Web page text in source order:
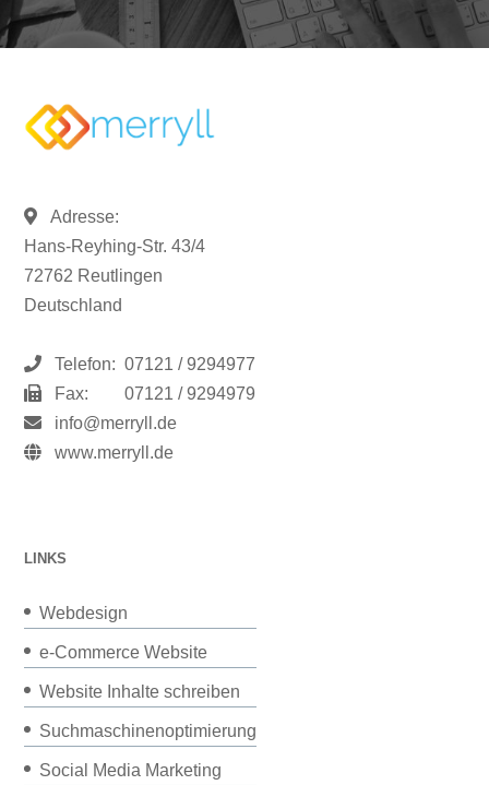
Adresse:
Hans-Reyhing-Str. 43/4
72762 Reutlingen
Deutschland
Telefon: 07121 / 9294977
Fax:
07121 / 9294979
info@merryll.de
www.merryll.de
LINKS
Webdesign
e-Commerce Website
Website Inhalte schreiben
Suchmaschinenoptimierung
Social Media Marketing